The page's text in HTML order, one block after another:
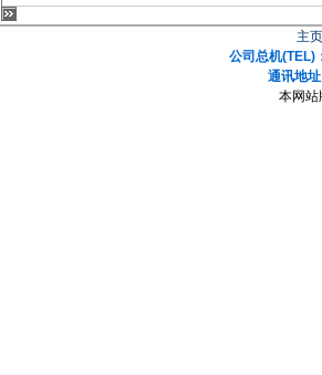
主
公司总机
通讯地
本网